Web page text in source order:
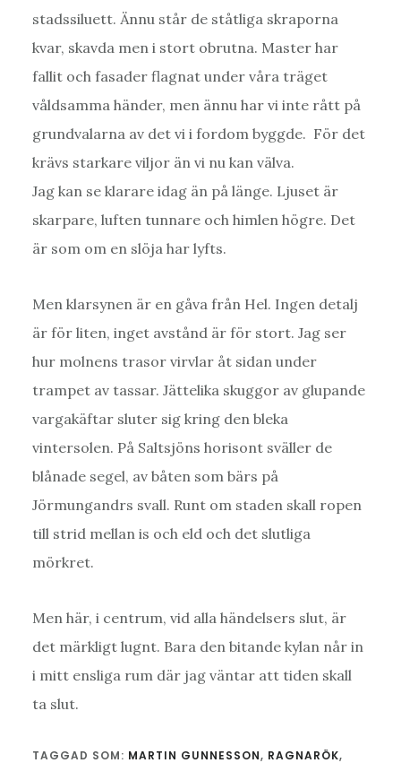
stadssiluett. Ännu står de ståtliga skraporna
kvar, skavda men i stort obrutna. Master har
fallit och fasader flagnat under våra träget
våldsamma händer, men ännu har vi inte rått på
grundvalarna av det vi i fordom byggde. För det
krävs starkare viljor än vi nu kan välva.
Jag kan se klarare idag än på länge. Ljuset är
skarpare, luften tunnare och himlen högre. Det
är som om en slöja har lyfts.
Men klarsynen är en gåva från Hel. Ingen detalj
är för liten, inget avstånd är för stort. Jag ser
hur molnens trasor virvlar åt sidan under
trampet av tassar. Jättelika skuggor av glupande
vargakäftar sluter sig kring den bleka
vintersolen. På Saltsjöns horisont sväller de
blånade segel, av båten som bärs på
Jörmungandrs svall. Runt om staden skall ropen
till strid mellan is och eld och det slutliga
mörkret.
Men här, i centrum, vid alla händelsers slut, är
det märkligt lugnt. Bara den bitande kylan når in
i mitt ensliga rum där jag väntar att tiden skall
ta slut.
TAGGAD SOM: MARTIN GUNNESSON, RAGNARÖK,